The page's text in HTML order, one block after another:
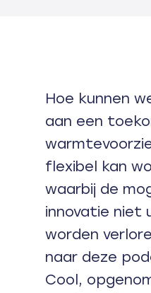
Hoe kunnen
aan een
flexibel kan
waarbij de
innovatie niet
worden
naar deze
Cool,